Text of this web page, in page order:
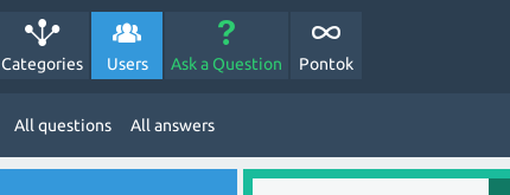
Categories Users Ask a Question Pontok
All questions All answers